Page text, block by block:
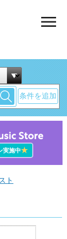
条件を追加
実施中★
ト